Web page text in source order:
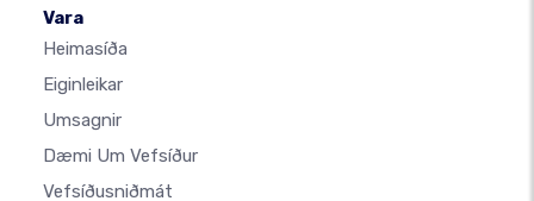
Vara
Heimasíða
Eiginleikar
Umsagnir
Dæmi Um Vefsíður
Vefsíðusniðmát